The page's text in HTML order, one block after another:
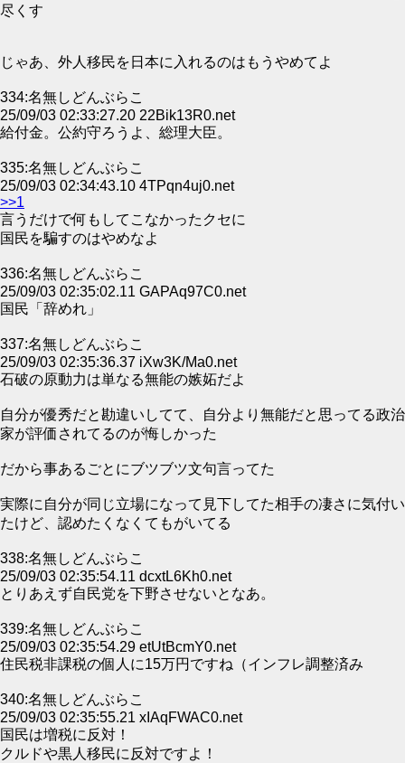
尽くす
じゃあ、外人移民を日本に入れるのはもうやめてよ
334:名無しどんぶらこ
25/09/03 02:33:27.20 22Bik13R0.net
給付金。公約守ろうよ、総理大臣。
335:名無しどんぶらこ
25/09/03 02:34:43.10 4TPqn4uj0.net
>>1
言うだけで何もしてこなかったクセに
国民を騙すのはやめなよ
336:名無しどんぶらこ
25/09/03 02:35:02.11 GAPAq97C0.net
国民「辞めれ」
337:名無しどんぶらこ
25/09/03 02:35:36.37 iXw3K/Ma0.net
石破の原動力は単なる無能の嫉妬だよ
自分が優秀だと勘違いしてて、自分より無能だと思ってる政治
家が評価されてるのが悔しかった
だから事あるごとにブツブツ文句言ってた
実際に自分が同じ立場になって見下してた相手の凄さに気付い
たけど、認めたくなくてもがいてる
338:名無しどんぶらこ
25/09/03 02:35:54.11 dcxtL6Kh0.net
とりあえず自民党を下野させないとなあ。
339:名無しどんぶらこ
25/09/03 02:35:54.29 etUtBcmY0.net
住民税非課税の個人に15万円ですね（インフレ調整済み
340:名無しどんぶらこ
25/09/03 02:35:55.21 xIAqFWAC0.net
国民は増税に反対！
クルドや黒人移民に反対ですよ！